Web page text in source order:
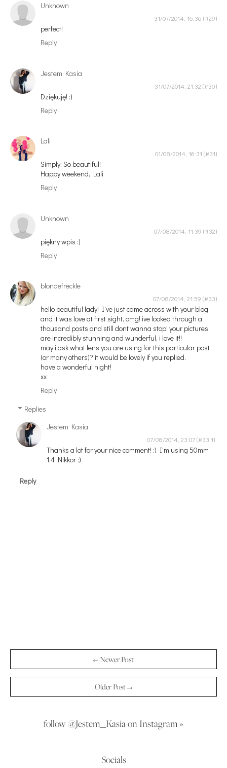
Unknown
31/07/2014, 16:36
perfect!
Reply
Jestem Kasia
31/07/2014, 21:32
Dziękuję! :)
Reply
Lali
01/08/2014, 16:31
Simply: So beautiful!
Happy weekend, Lali
Reply
Unknown
07/08/2014, 11:39
piękny wpis :)
Reply
blondefreckle
07/08/2014, 21:59
hello beautiful lady! I've just came across with your blog
and it was love at first sight, omg! ive looked through a
thousand posts and still dont wanna stop! your pictures
are incredibly stunning and wunderful, i love it!!
may i ask what lens you are using for this particular post
(or many others)? it would be lovely if you replied.
have a wonderful night!
xx
Reply
Replies
Jestem Kasia
07/08/2014, 23:07
Thanks a lot for your nice comment! :) I'm using 50mm
1.4 Nikkor :)
Reply
← Newer Post
Older Post →
follow @Jestem_Kasia on Instagram »
Socials